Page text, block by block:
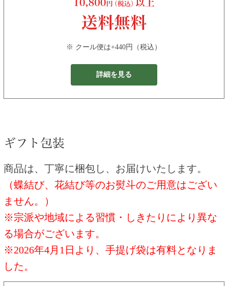
※ クール便は+440円（税込）
詳細を見る
商品は、丁寧に梱包し、お届けいたします。
（蝶結び、花結び等のお熨斗のご用意はござい
ません。）
※宗派や地域による習慣・しきたりにより異な
る場合がございます。
※2026年4月1日より、手提げ袋は有料となりま
した。